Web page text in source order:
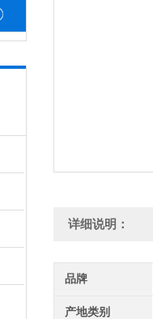
详细说明：
品牌
产地类别